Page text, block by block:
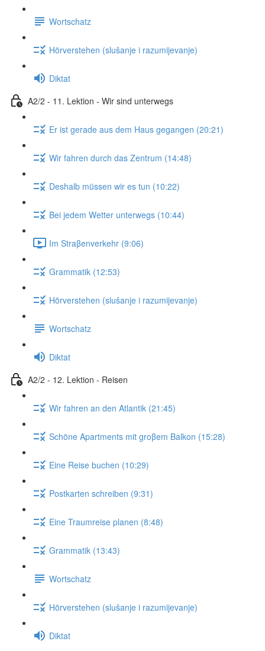
Wortschatz
Hörverstehen (slušanje i razumijevanje)
Diktat
A2/2 - 11. Lektion - Wir sind unterwegs
Er ist gerade aus dem Haus gegangen (20:21)
Wir fahren durch das Zentrum (14:48)
Deshalb müssen wir es tun (10:22)
Bei jedem Wetter unterwegs (10:44)
Im Straβenverkehr (9:06)
Grammatik (12:53)
Hörverstehen (slušanje i razumijevanje)
Wortschatz
Diktat
A2/2 - 12. Lektion - Reisen
Wir fahren an den Atlantik (21:45)
Schöne Apartments mit groβem Balkon (15:28)
Eine Reise buchen (10:29)
Postkarten schreiben (9:31)
Eine Traumreise planen (8:48)
Grammatik (13:43)
Wortschatz
Hörverstehen (slušanje i razumijevanje)
Diktat